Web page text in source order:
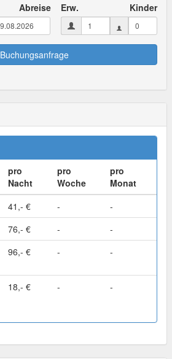
Abreise Erw. Kinder
Buchungsanfrage
pro
Nacht
pro
Woche
pro
Monat
41,- € -
-
76,- € -
-
96,- € - -
18,- € - -